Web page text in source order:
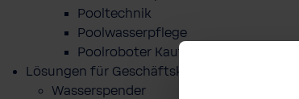
Pooltechnik
Poolwasserpflege
Poolroboter Kaufberatung und Tipps
Lösungen für Geschäftskunden
Wasserspender